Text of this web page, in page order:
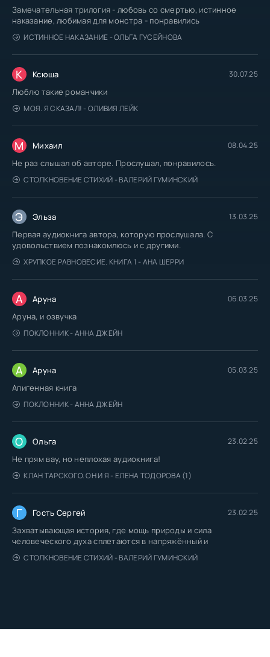
Замечательная трилогия - любовь со смертью, истинное
наказание, любимая для монстра - понравились
ИСТИННОЕ НАКАЗАНИЕ - ОЛЬГА ГУСЕЙНОВА
К Ксюша 30.07.25
Люблю такие романчики
МОЯ. Я СКАЗАЛ! - ОЛИВИЯ ЛЕЙК
М Михаил 08.04.25
Не раз слышал об авторе. Прослушал, понравилось.
СТОЛКНОВЕНИЕ СТИХИЙ - ВАЛЕРИЙ ГУМИНСКИЙ
Э Эльза 13.03.25
Первая аудиокнига автора, которую прослушала. С
удовольствием познакомлюсь и с другими.
ХРУПКОЕ РАВНОВЕСИЕ. КНИГА 1 - АНА ШЕРРИ
А Аруна 06.03.25
Аруна, и озвучка
ПОКЛОННИК - АННА ДЖЕЙН
А Аруна 05.03.25
Апигенная книга
ПОКЛОННИК - АННА ДЖЕЙН
О Ольга 23.02.25
Не прям вау, но неплохая аудиокнига!
КЛАН ТАРСКОГО. ОН И Я - ЕЛЕНА ТОДОРОВА (1)
Г Гость Сергей 23.02.25
Захватывающая история, где мощь природы и сила
человеческого духа сплетаются в напряжённый и
СТОЛКНОВЕНИЕ СТИХИЙ - ВАЛЕРИЙ ГУМИНСКИЙ